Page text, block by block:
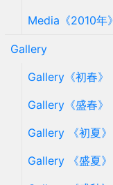
Media《2010年》
Gallery
Gallery《初春》
Gallery《盛春》
Gallery 《初夏》
Gallery 《盛夏》